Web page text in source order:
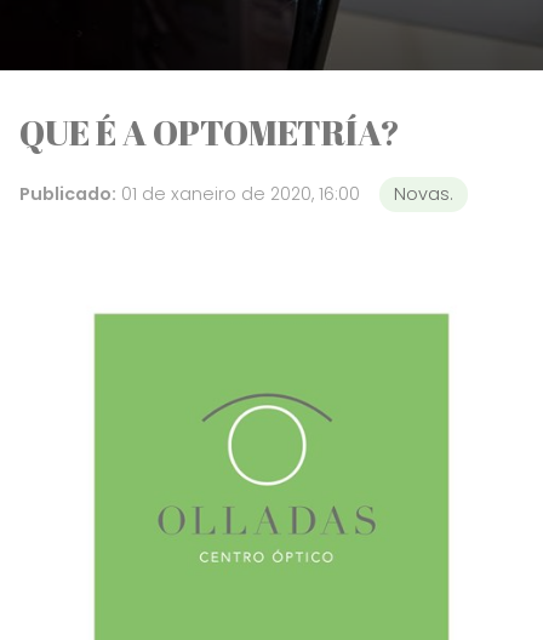
QUE É A OPTOMETRÍA?
Publicado: 01 de xaneiro de 2020, 16:00 Novas.